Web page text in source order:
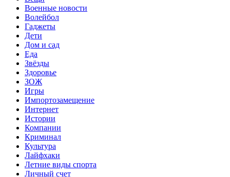
Военные новости
Волейбол
Гаджеты
Дети
Дом и сад
Еда
Звёзды
Здоровье
ЗОЖ
Игры
Импортозамещение
Интернет
Истории
Компании
Криминал
Культура
Лайфхаки
Летние виды спорта
Личный счет